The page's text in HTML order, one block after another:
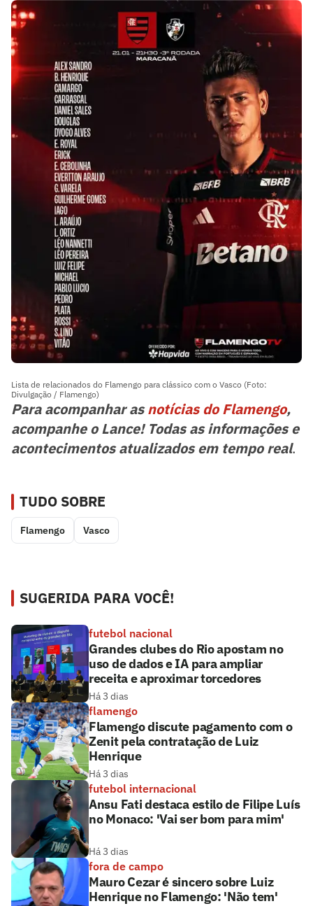
Lista de relacionados do Flamengo para clássico com o Vasco (Foto:
Divulgação / Flamengo)
Para acompanhar asnotícias do Flamengo,
acompanhe o Lance! Todas as informações e
acontecimentos atualizados em tempo real.
TUDO SOBRE
Flamengo Vasco
SUGERIDA PARA VOCÊ!
futebol nacional
Grandes clubes do Rio apostam no
uso de dados e IA para ampliar
receita e aproximar torcedores
Há 3 dias
flamengo
Flamengo discute pagamento com o
Zenit pela contratação de Luiz
Henrique
Há 3 dias
futebol internacional
Ansu Fati destaca estilo de Filipe Luís
no Monaco: 'Vai ser bom para mim'
Há 3 dias
fora de campo
Mauro Cezar é sincero sobre Luiz
Henrique no Flamengo: 'Não tem'